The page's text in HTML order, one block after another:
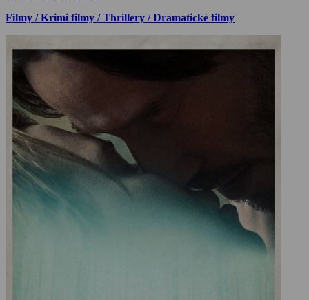
Filmy / Krimi filmy / Thrillery / Dramatické filmy